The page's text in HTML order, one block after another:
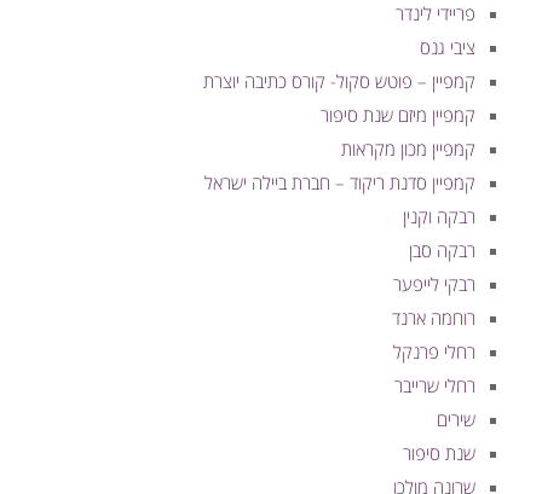
פריידי לינדר
ציבי גנס
קמפיין – פוטש סקול- קורס כתיבה יוצרת
קמפיין מיזם שנת סיפור
קמפיין מכון מקראות
קמפיין סדנת ריקוד – חברת ביילה ישראל
רבקה וקנין
רבקה סבן
רבקי לייפער
רוחמה ארנד
רחלי פרנקל
רחלי שרייבר
שירים
שנת סיפור
שרונה מולכו